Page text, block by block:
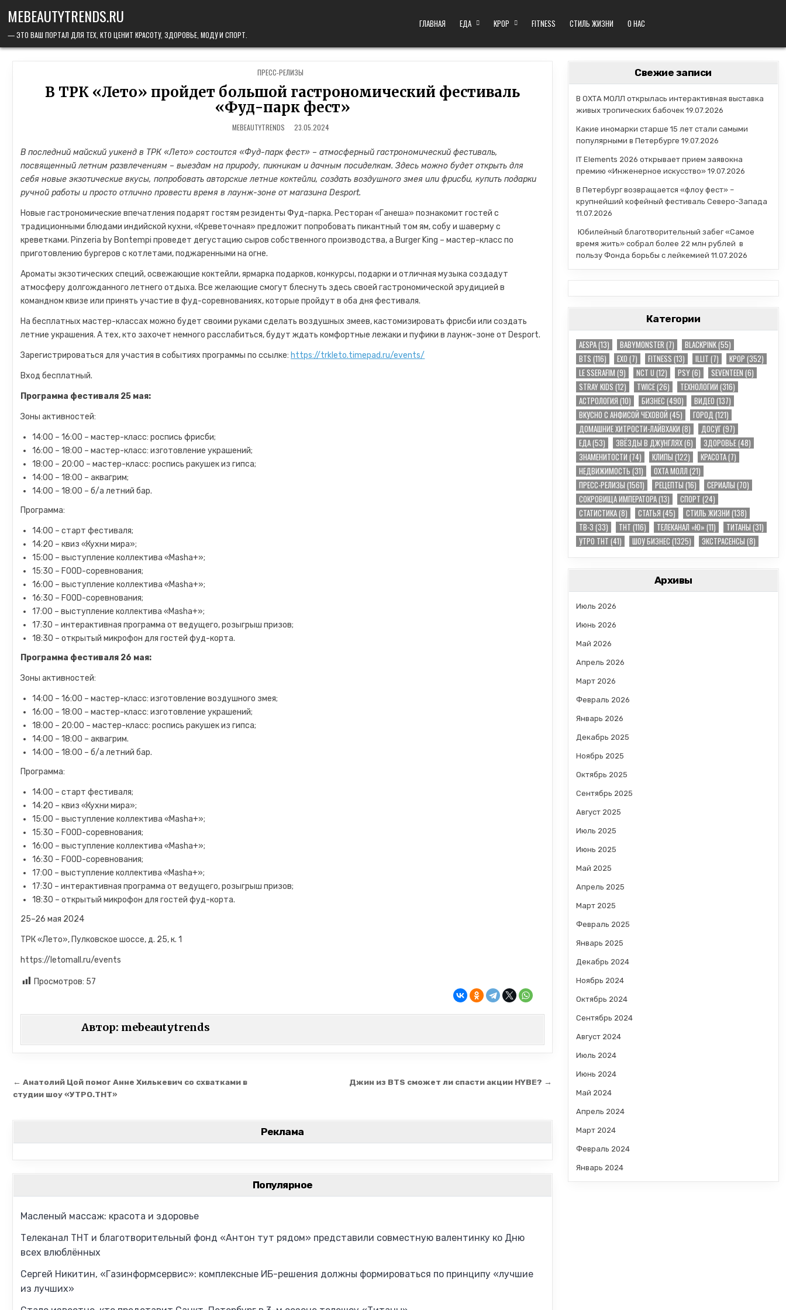
MEBEAUTYTRENDS.RU
— ЭТО ВАШ ПОРТАЛ ДЛЯ ТЕХ, КТО ЦЕНИТ КРАСОТУ, ЗДОРОВЬЕ, МОДУ И СПОРТ.
ГЛАВНАЯ ЕДА KPOP FITNESS СТИЛЬ ЖИЗНИ О НАС
POSTED IN
ПРЕСС-РЕЛИЗЫ
В ТРК «Лето» пройдет большой гастрономический фестиваль
«Фуд-парк фест»
MEBEAUTYTRENDS 23.05.2024
В последний майский уикенд в ТРК «Лето» состоится «Фуд-парк фест» – атмосферный гастрономический фестиваль,
посвященный летним развлечениям – выездам на природу, пикникам и дачным посиделкам. Здесь можно будет открыть для
себя новые экзотические вкусы, попробовать авторские летние коктейли, создать воздушного змея или фрисби, купить подарки
ручной работы и просто отлично провести время в лаунж-зоне от магазина Desport.
Новые гастрономические впечатления подарят гостям резиденты Фуд-парка. Ресторан «Ганеша» познакомит гостей с
традиционными блюдами индийской кухни, «Креветочная» предложит попробовать пикантный том ям, собу и шаверму с
креветками. Pinzeria by Bontempi проведет дегустацию сыров собственного производства, а Burger King – мастер-класс по
приготовлению бургеров с котлетами, поджаренными на огне.
Ароматы экзотических специй, освежающие коктейли, ярмарка подарков, конкурсы, подарки и отличная музыка создадут
атмосферу долгожданного летнего отдыха. Все желающие смогут блеснуть здесь своей гастрономической эрудицией в
командном квизе или принять участие в фуд-соревнованиях, которые пройдут в оба дня фестиваля.
На бесплатных мастер-классах можно будет своими руками сделать воздушных змеев, кастомизировать фрисби или создать
летние украшения. А тех, кто захочет немного расслабиться, будут ждать комфортные лежаки и пуфики в лаунж-зоне от Desport.
Зарегистрироваться для участия в событиях программы по ссылке: https://trkleto.timepad.ru/events/
Вход бесплатный.
Программа фестиваля 25 мая:
Зоны активностей:
14:00 – 16:00 – мастер-класс: роспись фрисби;
16:00 – 18:00 – мастер-класс: изготовление украшений;
18:00 – 20:00 – мастер-класс: роспись ракушек из гипса;
14:00 – 18:00 – аквагрим;
14:00 – 18:00 – б/а летний бар.
Программа:
14:00 – старт фестиваля;
14:20 – квиз «Кухни мира»;
15:00 – выступление коллектива «Masha+»;
15:30 – FOOD-соревнования;
16:00 – выступление коллектива «Masha+»;
16:30 – FOOD-соревнования;
17:00 – выступление коллектива «Masha+»;
17:30 – интерактивная программа от ведущего, розыгрыш призов;
18:30 – открытый микрофон для гостей фуд-корта.
Программа фестиваля 26 мая:
Зоны активностей:
14:00 – 16:00 – мастер-класс: изготовление воздушного змея;
16:00 – 18:00 – мастер-класс: изготовление украшений;
18:00 – 20:00 – мастер-класс: роспись ракушек из гипса;
14:00 – 18:00 – аквагрим.
14:00 – 18:00 – б/а летний бар.
Программа:
14:00 – старт фестиваля;
14:20 – квиз «Кухни мира»;
15:00 – выступление коллектива «Masha+»;
15:30 – FOOD-соревнования;
16:00 – выступление коллектива «Masha+»;
16:30 – FOOD-соревнования;
17:00 – выступление коллектива «Masha+»;
17:30 – интерактивная программа от ведущего, розыгрыш призов;
18:30 – открытый микрофон для гостей фуд-корта.
25–26 мая 2024
ТРК «Лето», Пулковское шоссе, д. 25, к. 1
https://letomall.ru/events
Просмотров: 57
Автор: mebeautytrends
Навигация по записям Джин из BTS сможет ли спасти акции HYBE? →
← Анатолий Цой помог Анне Хилькевич со схватками в
студии шоу «УТРО.ТНТ»
Реклама
Популярное
Масленый массаж: красота и здоровье
Телеканал ТНТ и благотворительный фонд «Антон тут рядом» представили совместную валентинку ко Дню
всех влюблённых
Сергей Никитин, «Газинформсервис»: комплексные ИБ-решения должны формироваться по принципу «лучшие
из лучших»
Свежие записи
В ОХТА МОЛЛ открылась интерактивная выставка
живых тропических бабочек 19.07.2026
Какие иномарки старше 15 лет стали самыми
популярными в Петербурге 19.07.2026
IT Elements 2026 открывает прием заявокна
премию «Инженерное искусство» 19.07.2026
В Петербург возвращается «флоу фест» –
крупнейший кофейный фестиваль Северо-Запада
11.07.2026
Юбилейный благотворительный забег «Самое
время жить» собрал более 22 млн рублей в
пользу Фонда борьбы с лейкемией 11.07.2026
Категории
AESPA(13) BABYMONSTER (7) BLACKPINK(55)
BTS (116) EXO (7) FITNESS (13) ILLIT (7) KPOP (352)
LE SSERAFIM (9) NCT U (12) PSY(6) SEVENTEEN (6)
STRAY KIDS (12) TWICE(26) TЕХНОЛОГИИ (316)
АСТРОЛОГИЯ (10) БИЗНЕС (490) ВИДЕО (137)
ВКУСНО С АНФИСОЙ ЧЕХОВОЙ (45) ГОРОД (121)
ДОМАШНИЕ ХИТРОСТИ-ЛАЙВХАКИ (8) ДОСУГ(97)
ЕДА(53) ЗВЁЗДЫ В ДЖУНГЛЯХ(6) ЗДОРОВЬЕ(48)
ЗНАМЕНИТОСТИ (74) КЛИПЫ (122) КРАСОТА(7)
НЕДВИЖИМОСТЬ (31) ОХТА МОЛЛ (21)
ПРЕСС-РЕЛИЗЫ (1561) РЕЦЕПТЫ (16) СЕРИАЛЫ (70)
СОКРОВИЩА ИМПЕРАТОРА(13) СПОРТ (24)
СТАТИСТИКА(8) СТАТЬЯ (45) СТИЛЬ ЖИЗНИ (138)
ТВ-3 (33) ТНТ (116) ТЕЛЕКАНАЛ «Ю» (11) ТИТАНЫ (31)
УТРО ТНТ (41) ШОУ БИЗНЕС (1325) ЭКСТРАСЕНСЫ (8)
Архивы
Июль 2026
Июнь 2026
Май 2026
Апрель 2026
Март 2026
Февраль 2026
Январь 2026
Декабрь 2025
Ноябрь 2025
Октябрь 2025
Сентябрь 2025
Август 2025
Июль 2025
Июнь 2025
Май 2025
Апрель 2025
Март 2025
Февраль 2025
Январь 2025
Декабрь 2024
Ноябрь 2024
Октябрь 2024
Сентябрь 2024
Август 2024
Июль 2024
Июнь 2024
Май 2024
Апрель 2024
Март 2024
Февраль 2024
Январь 2024